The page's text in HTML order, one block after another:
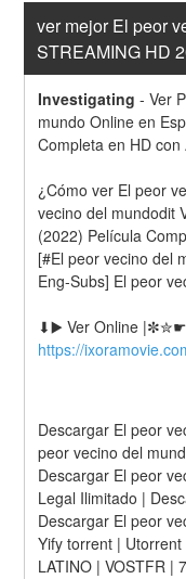
ver mejor El peor
STREAMING HD
Investigating -Ver
mundo Online en
Completa en HD
¿Cómo ver El peor
vecino del mundodit
(2022) Película
[#El peor vecino del
Eng-Subs] El peor
https://
Descargar El peor
peor vecino del
Descargar El peor
Legal Ilimitado |
Descargar El peor
Yify torrent |
LATINO | VOSTFR |